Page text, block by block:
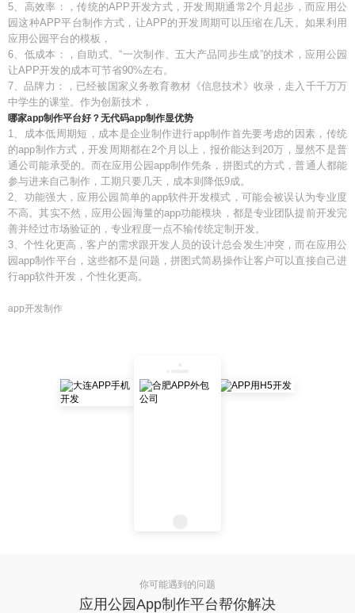
5、高效率：，传统的APP开发方式，开发周期通常2个月起步，而应用公
园这种APP平台制作方式，让APP的开发周期可以压缩在几天。如果利用
应用公园平台的模板，
6、低成本：，自助式、“一次制作、五大产品同步生成”的技术，应用公园
让APP开发的成本可节省90%左右。
7、品牌力：，已经被国家义务教育教材《信息技术》收录，走入千千万万
中学生的课堂。作为创新技术，
哪家app制作平台好？无代码app制作显优势
1、成本低周期短，成本是企业制作进行app制作首先要考虑的因素，传统
的app制作方式，开发周期都在2个月以上，报价能达到20万，显然不是普
通公司能承受的。而在应用公园app制作凭条，拼图式的方式，普通人都能
参与进来自己制作，工期只要几天，成本则降低9成。
2、功能强大，应用公园简单的app软件开发模式，可能会被误认为专业度
不高。其实不然，应用公园海量的app功能模块，都是专业团队提前开发完
善并经过市场验证的，专业程度一点不输传统定制开发。
3、个性化更高，客户的需求跟开发人员的设计总会发生冲突，而在应用公
园app制作平台，这些都不是问题，拼图式简易操作让客户可以直接自己进
行app软件开发，个性化更高。
app开发制作
你可能遇到的问题
应用公园App制作平台帮你解决